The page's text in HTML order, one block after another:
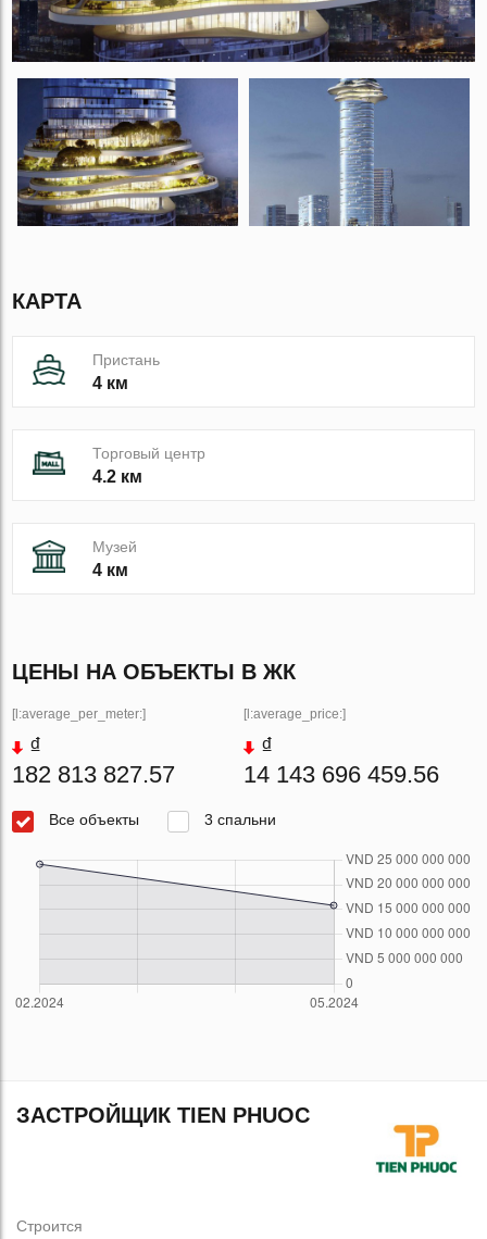
КАРТА
Пристань
4 км
Торговый центр
4.2 км
Музей
4 км
ЦЕНЫ НА ОБЪЕКТЫ В ЖК
[l:average_per_meter:]
₫
182 813 827.57
[l:average_price:]
₫
14 143 696 459.56
Все объекты 3 спальни
ЗАСТРОЙЩИК TIEN PHUOC
Строится